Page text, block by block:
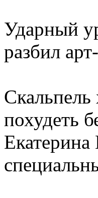
Ударный
разбил
похудеть